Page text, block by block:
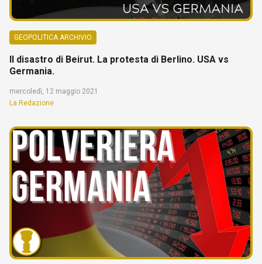
GEOPOLITICA ARCHIVIO
Il disastro di Beirut. La protesta di Berlino. USA vs
Germania.
mercoledì, 12 maggio 2021
La Redazione